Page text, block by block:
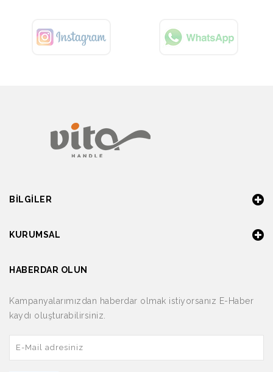
BILGILER
KURUMSAL
HABERDAR OLUN
Kampanyalarımızdan haberdar olmak istiyorsanız E-Haber
kaydı oluşturabilirsiniz.